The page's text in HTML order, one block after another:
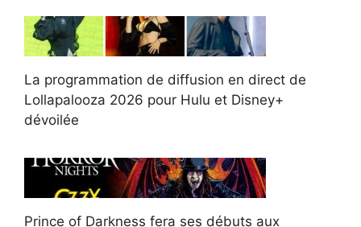
La programmation de diffusion en direct de
Lollapalooza 2026 pour Hulu et Disney+
dévoilée
Prince of Darkness fera ses débuts aux